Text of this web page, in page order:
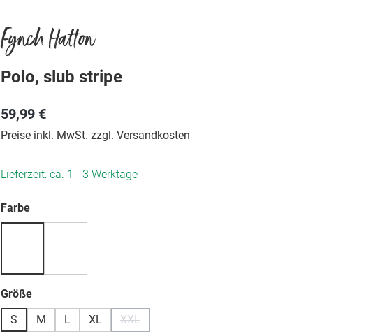
Fynch Hatton
Polo, slub stripe
59,99 €
Preise inkl. MwSt. zzgl. Versandkosten
Lieferzeit: ca. 1 - 3 Werktage
Farbeauswählen
Größeauswählen
S
M L XL XXL